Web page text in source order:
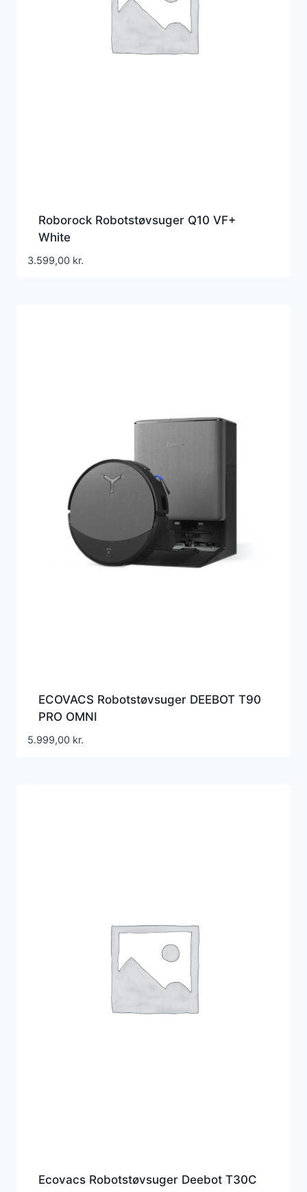
Roborock Robotstøvsuger Q10 VF+
White
3.599,00 kr.
ECOVACS Robotstøvsuger DEEBOT T90
PRO OMNI
5.999,00 kr.
Ecovacs Robotstøvsuger Deebot T30C